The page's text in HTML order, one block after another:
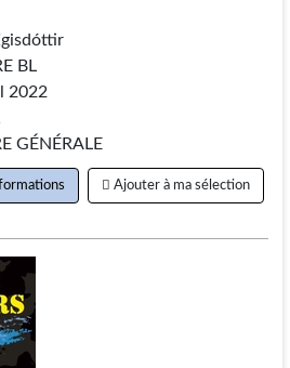
BL
2022
GÉNÉRALE
Ajouter à ma sélection